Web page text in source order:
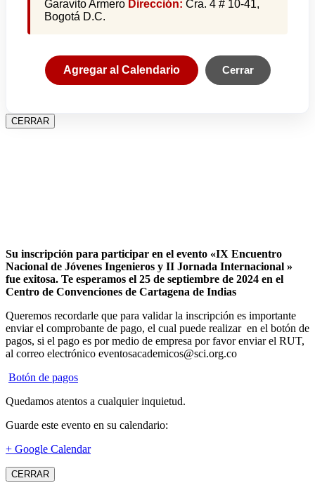
Garavito Armero Dirección: Cra. 4 # 10-41,
Bogotá D.C.
Agregar al Calendario Cerrar
CERRAR
Su inscripción para participar en el evento «IX Encuentro
Nacional de Jóvenes Ingenieros y II Jornada Internacional »
fue exitosa. Te esperamos el 25 de septiembre de 2024 en el
Centro de Convenciones de Cartagena de Indias
Queremos recordarle que para validar la inscripción es importante
enviar el comprobante de pago, el cual puede realizar en el botón de
pagos, si el pago es por medio de empresa por favor enviar el RUT,
al correo electrónico eventosacademicos@sci.org.co
Botón de pagos
Quedamos atentos a cualquier inquietud.
Guarde este evento en su calendario:
+ Google Calendar
CERRAR